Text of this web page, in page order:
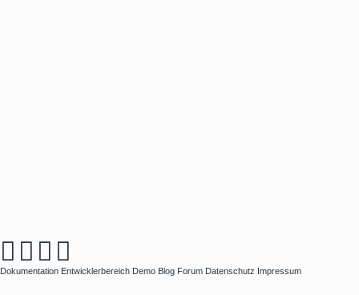
Dokumentation Entwicklerbereich Demo Blog Forum Datenschutz Impressum